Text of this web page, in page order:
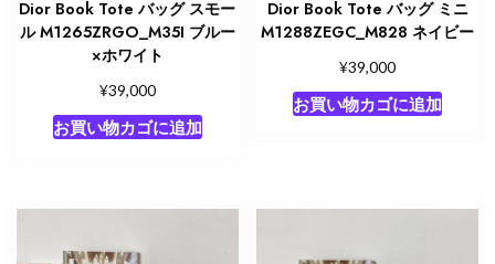
Dior Book Tote バッグ スモー
ル M1265ZRGO_M35I ブルー
×ホワイト
¥39,000
お買い物カゴに追加
Dior Book Tote バッグ ミニ
M1288ZEGC_M828 ネイビー
¥39,000
お買い物カゴに追加